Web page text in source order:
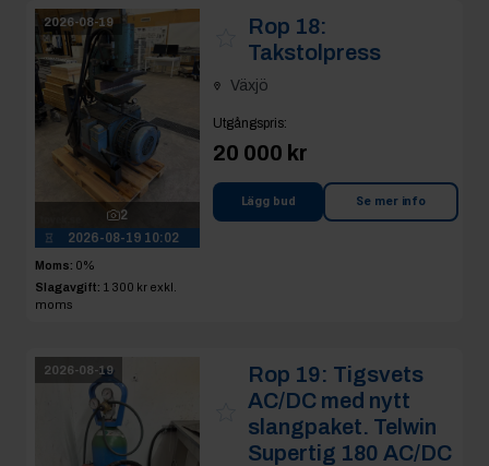
2026-08-19
2
2026-08-19 10:02
Moms: 0%
Slagavgift: 1 300 kr exkl.
moms
Rop 18:
Takstolpress
Växjö
Utgångspris:
20 000 kr
Lägg bud Se mer info
2026-08-19 Rop 19: Tigsvets
AC/DC med nytt
slangpaket. Telwin
Supertig 180 AC/DC